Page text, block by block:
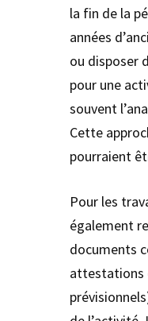
la fin de la
années
ou disposer
pour une
souvent
Cette
pourraient
Pour les
également
documents
attestations